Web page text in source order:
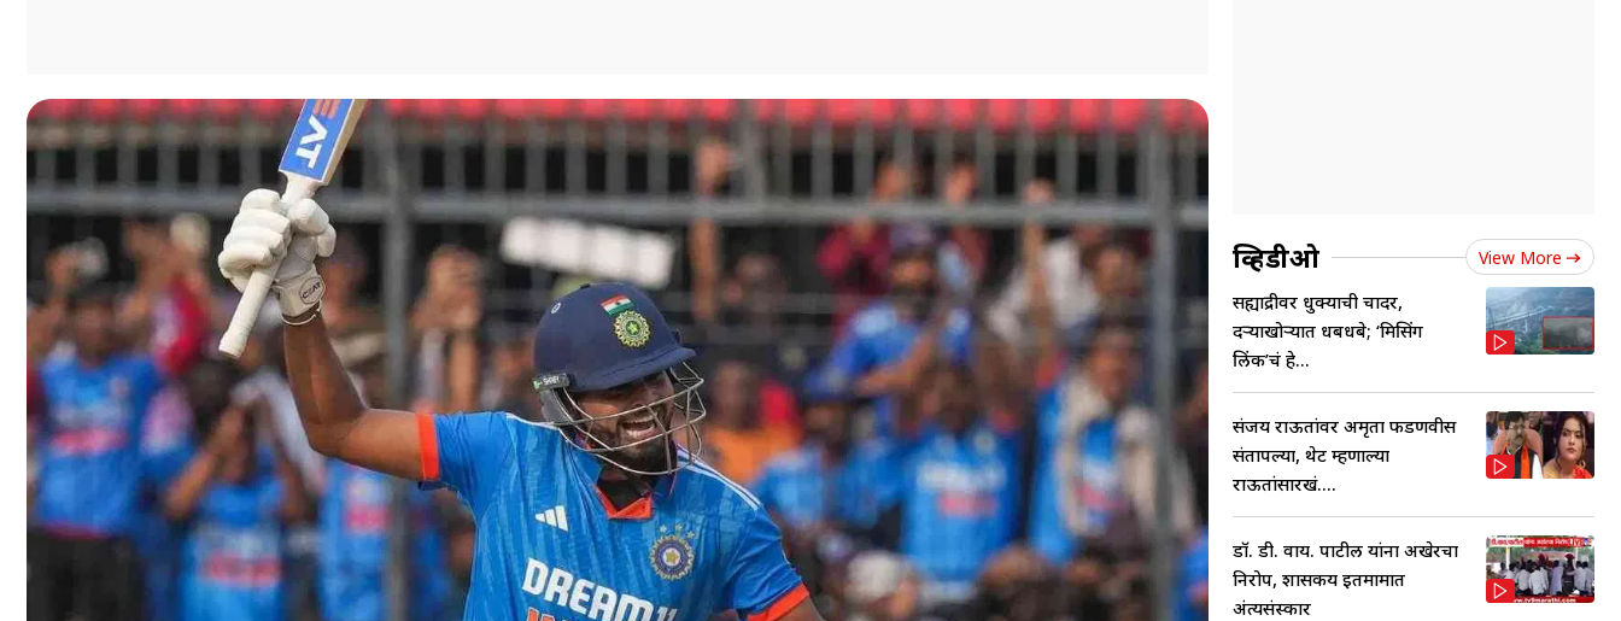
व्हिडीओ View More
सह्याद्रीवर धुक्याची चादर,
दऱ्याखोऱ्यात धबधबे; ‘मिसिंग
लिंक’चं हे...
संजय राऊतांवर अमृता फडणवीस
संतापल्या, थेट म्हणाल्या
राऊतांसारखं....
डॉ. डी. वाय. पाटील यांना अखेरचा
निरोप, शासकीय इतमामात
अंत्यसंस्कार